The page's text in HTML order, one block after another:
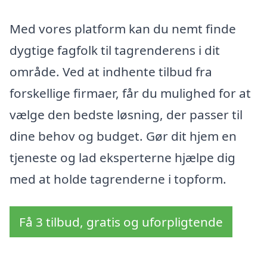
Med vores platform kan du nemt finde
dygtige fagfolk til tagrenderens i dit
område. Ved at indhente tilbud fra
forskellige firmaer, får du mulighed for at
vælge den bedste løsning, der passer til
dine behov og budget. Gør dit hjem en
tjeneste og lad eksperterne hjælpe dig
med at holde tagrenderne i topform.
Få 3 tilbud, gratis og uforpligtende